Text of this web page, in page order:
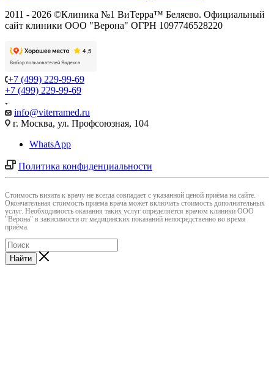
2011 - 2026 ©Клиника №1 ВиТерра™ Беляево. Официальный
сайт клиники ООО "Верона" ОГРН 1097746528220
+7 (499) 229-99-69
+7 (499) 229-99-69
info@viterramed.ru
г. Москва, ул. Профсоюзная, 104
WhatsApp
Политика конфиденциальности
Cтоимость визита к врачу не всегда совпадает с указанной ценой приёма на сайте.
Окончательная стоимость приема врача может включать стоимость дополнительных
услуг. Необходимость оказания таких услуг определяется врачом клиники ООО
"Верона" в зависимости от медицинских показаний непосредственно во время
приёма.
Найти